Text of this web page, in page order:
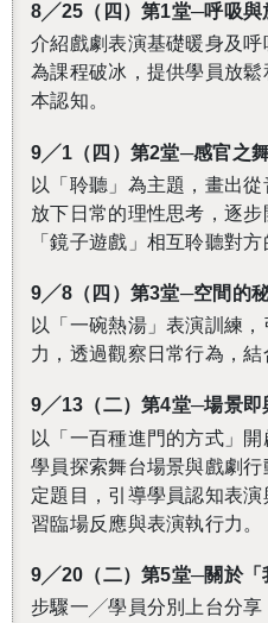
8╱25（四）第1堂─呼吸與
介紹戲劇表演基礎暖身及
為課程破冰，提供學員放
本認知。
9╱1（四）第2堂─感官之
以「聆聽」為主題，畫出
放下日常的理性思考，逐
「鏡子遊戲」相互聆聽對方
9╱8（四）第3堂─空間的
以「一碗熱湯」表演訓練
力，透過觀察日常行為，結
9╱13（二）第4堂─場景即
以「一百種進門的方式」
學員探索舞台場景與戲劇
定題目，引導學員認知表
習臨場反應與表演執行力。
9╱20（二）第5堂─關於「
步驟一╱學員分別上台分享